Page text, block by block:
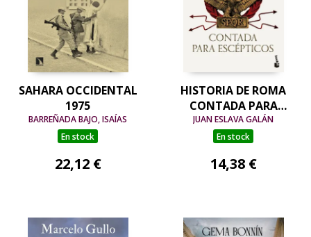
SAHARA OCCIDENTAL
1975
BARREÑADA BAJO, ISAÍAS
En stock
22,12 €
HISTORIA DE ROMA
CONTADA PARA
ESCÉPTICOS
JUAN ESLAVA GALÁN
En stock
14,38 €